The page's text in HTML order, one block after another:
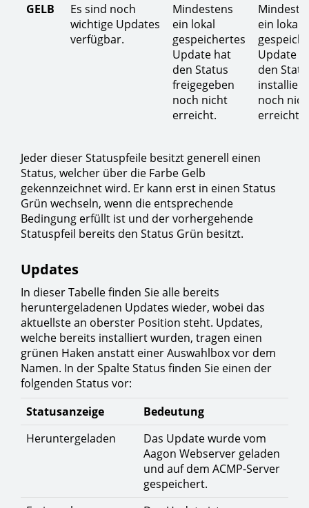
GELB
Es sind noch
wichtige Updates
verfügbar.
Mindestens
ein lokal
gespeichertes
Update hat
den Status
freigegeben
noch nicht
erreicht.
ein lokal
Update
den
installiert
noch
erreicht.
Jeder dieser Statuspfeile besitzt generell einen
Status, welcher über die Farbe Gelb
gekennzeichnet wird. Er kann erst in einen Status
Grün wechseln, wenn die entsprechende
Bedingung erfüllt ist und der vorhergehende
Statuspfeil bereits den Status Grün besitzt.
Updates
In dieser Tabelle finden Sie alle bereits
heruntergeladenen Updates wieder, wobei das
aktuellste an oberster Position steht. Updates,
welche bereits installiert wurden, tragen einen
grünen Haken anstatt einer Auswahlbox vor dem
Namen. In der Spalte Status finden Sie einen der
folgenden Status vor:
Statusanzeige
Bedeutung
Heruntergeladen
Das Update wurde vom
Aagon Webserver geladen
und auf dem ACMP-Server
gespeichert.